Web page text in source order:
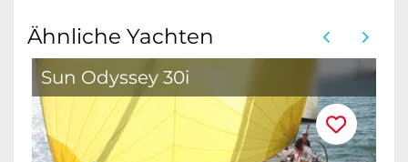
Ähnliche Yachten
Sun Odyssey 30i